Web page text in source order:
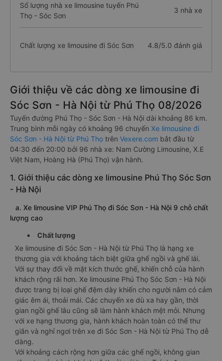
Số lượng nhà xe limousine tuyến Phú
Thọ - Sóc Sơn
3 nhà xe
Chất lượng xe limousine đi Sóc Sơn 4.8/5.0 đánh giá
Giới thiệu về các dòng xe limousine đi
Sóc Sơn - Hà Nội từ Phú Thọ 08/2026
Tuyến đường Phú Thọ - Sóc Sơn - Hà Nội dài khoảng 86 km.
Trung bình mỗi ngày có khoảng 96 chuyến Xe limousine đi
Sóc Sơn - Hà Nội từ Phú Thọ trên Vexere.com bắt đầu từ
04:30 đến 20:00 bởi 96 nhà xe: Nam Cường Limousine, X.E
Việt Nam, Hoàng Hà (Phú Thọ) vận hành.
1. Giới thiệu các dòng xe limousine Phú Thọ Sóc Sơn
- Hà Nội
a. Xe limousine VIP Phú Thọ đi Sóc Sơn - Hà Nội 9 chỗ chất
lượng cao
Chất lượng
Xe limousine đi Sóc Sơn - Hà Nội từ Phú Thọ là hạng xe
thương gia với khoảng tách biệt giữa ghế ngồi và ghế lái.
Với sự thay đổi về mặt kích thước ghế, khiến chỗ của hành
khách rộng rãi hơn. Xe limousine Phú Thọ Sóc Sơn - Hà Nội
được trang bị loại ghế đệm dày khiến cho người nằm có cảm
giác êm ái, thoải mái. Các chuyến xe dù xa hay gần, thời
gian ngồi ghế lâu cũng sẽ làm hành khách mệt mỏi. Nhưng
với xe hạng thương gia, hành khách hoàn toàn có thể thư
giãn và nghỉ ngơi trên xe đi Sóc Sơn - Hà Nội từ Phú Thọ dễ
dàng.
Với khoảng cách rộng hơn giữa các ghế ngồi, không gian